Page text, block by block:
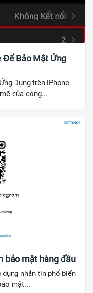
Để Bảo Mật Ứng
Dụng trên iPhone
của công...
bảo mật hàng đầu
nhắn tin phổ biến
mật...